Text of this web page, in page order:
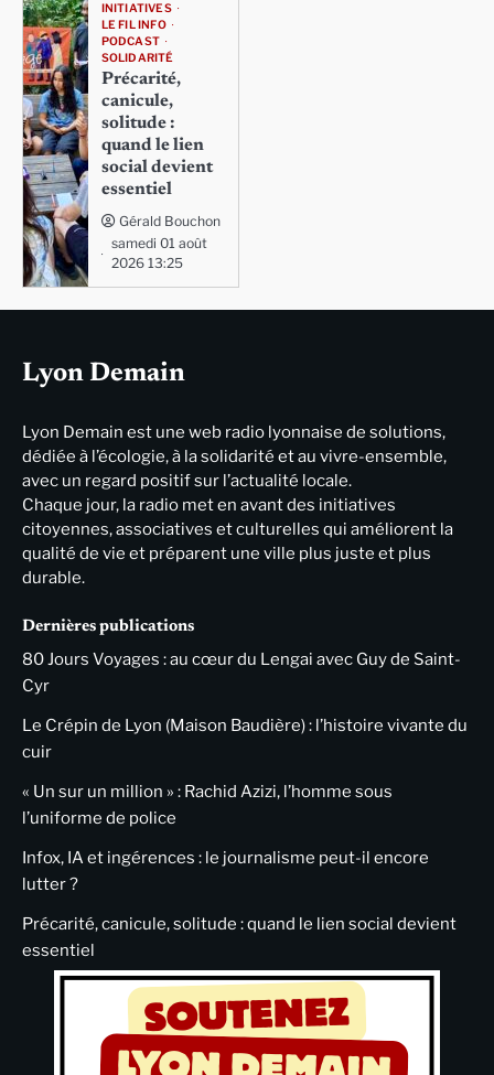
INITIATIVES
LE FIL INFO
PODCAST
SOLIDARITÉ
Précarité,
canicule,
solitude :
quand le lien
social devient
essentiel
Gérald Bouchon
samedi 01 août
2026 13:25
Lyon Demain
Lyon Demain est une web radio lyonnaise de solutions,
dédiée à l’écologie, à la solidarité et au vivre-ensemble,
avec un regard positif sur l’actualité locale.
Chaque jour, la radio met en avant des initiatives
citoyennes, associatives et culturelles qui améliorent la
qualité de vie et préparent une ville plus juste et plus
durable.
Dernières publications
80 Jours Voyages : au cœur du Lengai avec Guy de Saint-
Cyr
Le Crépin de Lyon (Maison Baudière) : l’histoire vivante du
cuir
« Un sur un million » : Rachid Azizi, l’homme sous
l’uniforme de police
Infox, IA et ingérences : le journalisme peut-il encore
lutter ?
Précarité, canicule, solitude : quand le lien social devient
essentiel